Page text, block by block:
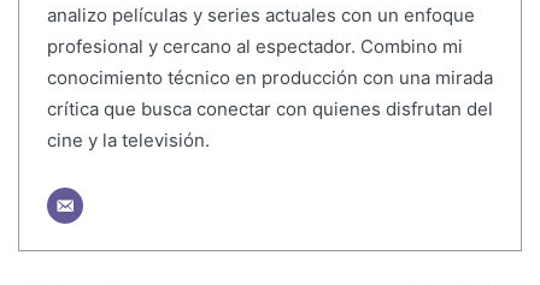
analizo películas y series actuales con un enfoque
profesional y cercano al espectador. Combino mi
conocimiento técnico en producción con una mirada
crítica que busca conectar con quienes disfrutan del
cine y la televisión.